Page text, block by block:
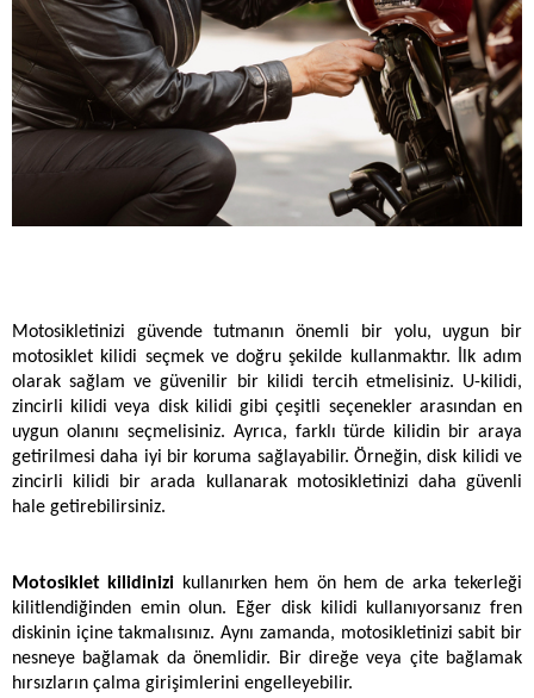
Motosikletinizi güvende tutmanın önemli bir yolu, uygun bir
motosiklet kilidi seçmek ve doğru şekilde kullanmaktır. İlk adım
olarak sağlam ve güvenilir bir kilidi tercih etmelisiniz. U-kilidi,
zincirli kilidi veya disk kilidi gibi çeşitli seçenekler arasından en
uygun olanını seçmelisiniz. Ayrıca, farklı türde kilidin bir araya
getirilmesi daha iyi bir koruma sağlayabilir. Örneğin, disk kilidi ve
zincirli kilidi bir arada kullanarak motosikletinizi daha güvenli
hale getirebilirsiniz.
Motosiklet kilidinizi kullanırken hem ön hem de arka tekerleği
kilitlendiğinden emin olun. Eğer disk kilidi kullanıyorsanız fren
diskinin içine takmalısınız. Aynı zamanda, motosikletinizi sabit bir
nesneye bağlamak da önemlidir. Bir direğe veya çite bağlamak
hırsızların çalma girişimlerini engelleyebilir.